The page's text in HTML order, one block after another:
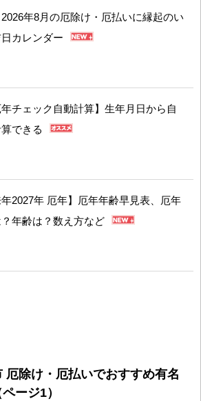
年8月の厄除け・厄払いに縁起のい
カレンダー
年チェック自動計算】生年月日から自
できる
年2027年 厄年】厄年年齢早見表、厄年
？年齢は？数え方など
厄除け・厄払いでおすすめ有名
ージ1）